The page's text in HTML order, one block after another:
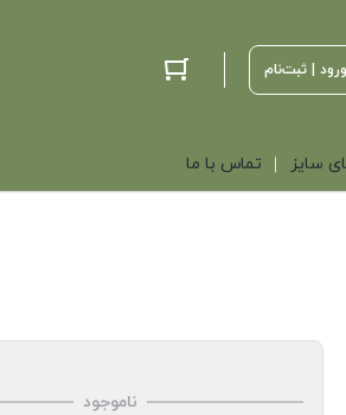
ورود | ثبت‌نام
سایز تماس با ما
ناموجود